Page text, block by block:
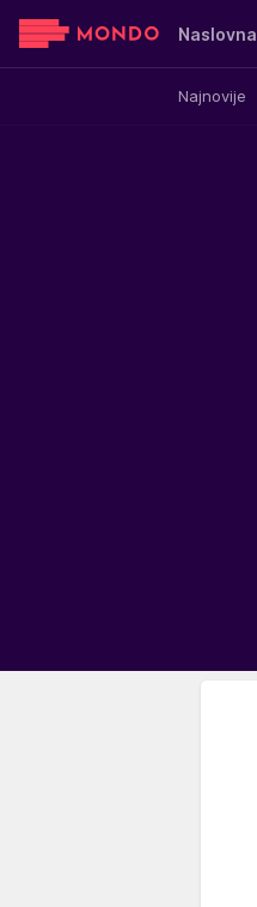
Naslovna
Najnovije
Sensa